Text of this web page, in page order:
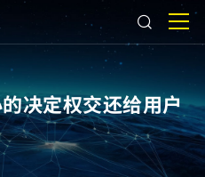
决定权交还给用户